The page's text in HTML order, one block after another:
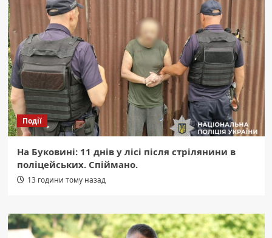
Події
На Буковині: 11 днів у лісі після стрілянини в
поліцейських. Спіймано.
13 години тому назад